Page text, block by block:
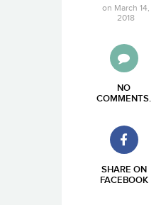
on March 14,
2018
NO
COMMENTS.
SHARE ON
FACEBOOK